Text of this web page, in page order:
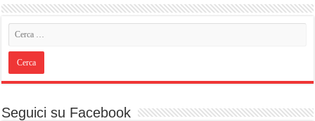
Seguici su Facebook